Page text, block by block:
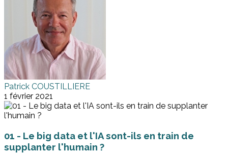
Patrick COUSTILLIERE
1 février 2021
01 - Le big data et l'IA sont-ils en train de
supplanter l'humain ?